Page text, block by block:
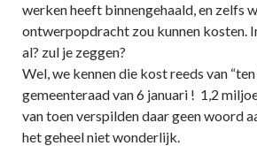
werken heeft binnengehaald, en zelfs
ontwerpopdracht zou kunnen kosten.
al? zul je zeggen?
Wel, we kennen die kost reeds van
gemeenteraad van 6 januari ! 1,2
van toen verspilden daar geen woord
het geheel niet wonderlijk.